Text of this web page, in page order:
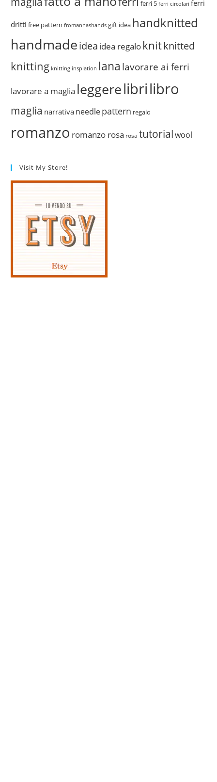
ferri 5 ferri circolari ferri
dritti free pattern fromannashands gift idea handknitted
handmadeidea idea regalo knitknitted
knitting knitting inspiation lana lavorare ai ferri
lavorare a maglia leggerelibrilibro
maglia narrativa needlepattern regalo
romanzo romanzo rosa rosa tutorial wool
Visit My Store!